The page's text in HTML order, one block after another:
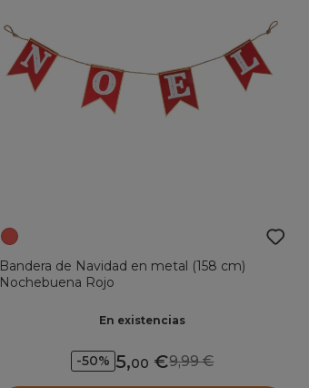
Bandera de Navidad en metal (158 cm)
Nochebuena Rojo
En existencias
-50% 5,00 9,99